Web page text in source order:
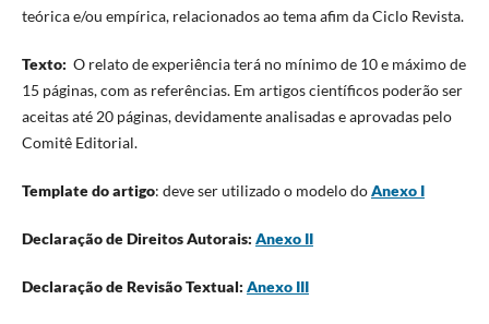
teórica e/ou empírica, relacionados ao tema afim da Ciclo Revista.
Texto: O relato de experiência terá no mínimo de 10 e máximo de
15 páginas, com as referências. Em artigos científicos poderão ser
aceitas até 20 páginas, devidamente analisadas e aprovadas pelo
Comitê Editorial.
Template do artigo: deve ser utilizado o modelo doAnexo I
Declaração de Direitos Autorais: Anexo II
Declaração de Revisão Textual: Anexo III